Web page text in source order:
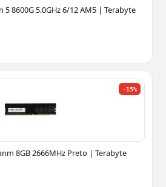
5 8600G 5.0GHz 6/12 AM5 | Terabyte
-15%
8GB 2666MHz Preto | Terabyte